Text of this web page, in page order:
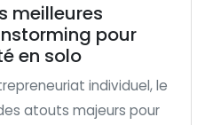
meilleures
pour
en solo
individuel, le
atouts majeurs pour